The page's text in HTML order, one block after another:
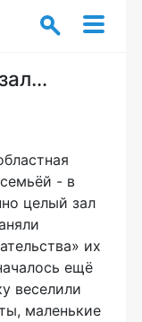
- в
целый зал
их
ещё
веселили
маленькие